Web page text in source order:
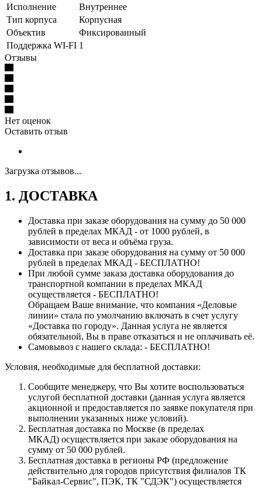
Исполнение
Внутреннее
Тип корпуса
Корпусная
Объектив
Фиксированный
Поддержка WI-FI 1
Отзывы
Нет оценок
Оставить отзыв
Загрузка отзывов...
1. ДОСТАВКА
Доставка при заказе оборудования на сумму до 50 000
рублей в пределах МКАД - от 1000 рублей, в
зависимости от веса и объёма груза.
Доставка при заказе оборудования на сумму от 50 000
рублей в пределах МКАД - БЕСПЛАТНО!
При любой сумме заказа доставка оборудования до
транспортной компании в пределах МКАД
осуществляется - БЕСПЛАТНО!
Обращаем Ваше внимание, что компания «Деловые
линии» стала по умолчанию включать в счет услугу
«Доставка по городу». Данная услуга не является
обязательной, Вы в праве отказаться и не оплачивать её.
Самовывоз с нашего склада: - БЕСПЛАТНО!
Условия, необходимые для бесплатной доставки:
Сообщите менеджеру, что Вы хотите воспользоваться
услугой бесплатной доставки (данная услуга является
акционной и предоставляется по заявке покупателя при
выполнении указанных ниже условий).
Бесплатная доставка по Москве (в пределах
МКАД) осуществляется при заказе оборудования на
сумму от 50 000 рублей.
Бесплатная доставка в регионы РФ (предложение
действительно для городов присутствия филиалов ТК
"Байкал-Сервис", ПЭК, ТК "СДЭК") осуществляется